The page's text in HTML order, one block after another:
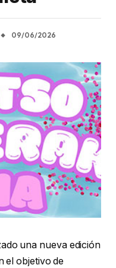
09/06/2026
una nueva edición
el objetivo de